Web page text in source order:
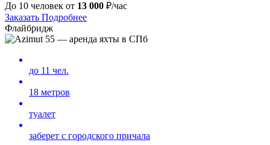
До 10 человек от 13 000 ₽/час
Заказать Подробнее
Флайбридж
до 11 чел.
18 метров
туалет
заберет с городского причала